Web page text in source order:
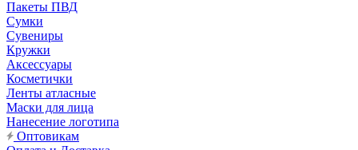
Пакеты ПВД
Сумки
Сувениры
Кружки
Аксессуары
Косметички
Ленты атласные
Маски для лица
Нанесение логотипа
Оптовикам